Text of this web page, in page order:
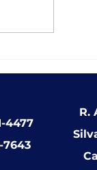
inclusiva nas
municipais
4477
7643
R.